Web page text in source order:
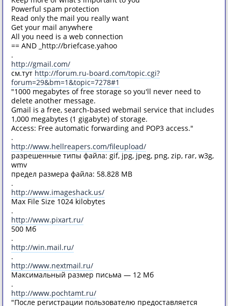
Powerful spam protection
Read only the mail you really want
Get your mail anywhere
All you need is a web connection
== AND _http://briefcase.yahoo
.
http://gmail.com/
см.тут http://forum.ru-board.com/topic.cgi?
forum=29&bm=1&topic=7278#1
"1000 megabytes of free storage so you'll never need to
delete another message.
Gmail is a free, search-based webmail service that includes
1,000 megabytes (1 gigabyte) of storage.
Access: Free automatic forwarding and POP3 access."
.
http://www.hellreapers.com/fileupload/
разрешенные типы файла: gif, jpg, jpeg, png, zip, rar, w3g,
wmv
предел размера файла: 58.828 MB
.
http://www.imageshack.us/
Max File Size 1024 kilobytes
.
http://www.pixart.ru/
500 Мб
.
http://win.mail.ru/
.
http://www.nextmail.ru/
Максимальный размер письма — 12 Мб
.
http://www.pochtamt.ru/
"После регистрации пользователю предоставляется